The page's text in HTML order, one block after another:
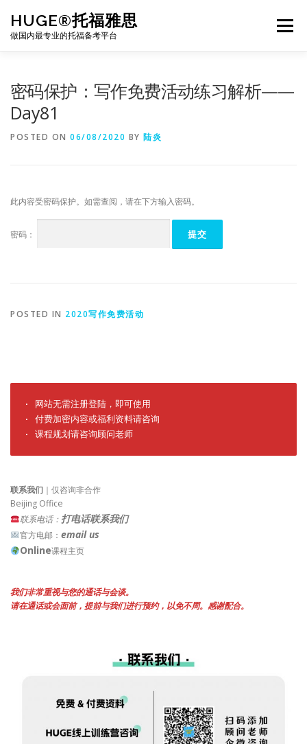
content
HUGE®托福雅思
做国内最专业的托福备考平台
Menu
密码保护：写作免费活动练习解析——
Day81
POSTED ON 06/08/2020 BY 陆炎
此内容受密码保护。如需查阅，请在下方输入密码。
密码：
POSTED IN 2020写作免费活动
· 网站无需注册登陆，即可使用
· 付费加密内容或福利资料请咨询
· 课程规划请咨询顾问老师
联系我们 ｜仅咨询非合作
Beijing Office
联系电话： 打电话联系我们
官方电邮： email us
Online课程主页
我们非常重视与您的通话与会谈。
请在通话或会面前，提前与我们进行预约，以免不周。感谢配合。